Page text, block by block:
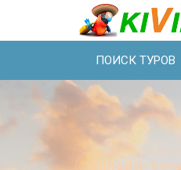
ПОИСК ТУРОВ
ОНЛАЙН-